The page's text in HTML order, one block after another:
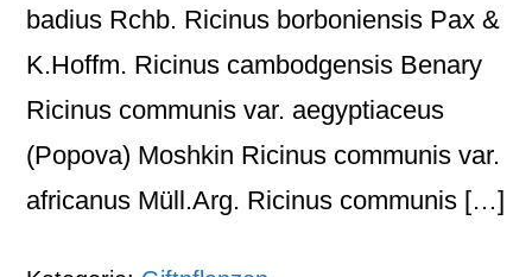
badius Rchb. Ricinus borboniensis Pax &
K.Hoffm. Ricinus cambodgensis Benary
Ricinus communis var. aegyptiaceus
(Popova) Moshkin Ricinus communis var.
africanus Müll.Arg. Ricinus communis […]